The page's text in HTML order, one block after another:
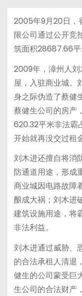
2005年9月20日，
限公司通过公开竞
筑面积28687.66平
2009年，漳州人
屋，入驻商业城。
身之际伪造了蔡健
蔡健生公司的房产
620.32平米非法霸
开始就再没交过租
刘木进还擅自将消
防通道用途，形成
商业城因电路故障
酿成大祸；刘木进
建筑设施用途，将
非法利益。
刘木进通过威胁、
的合法承租人清退
健生的公司蒙受巨
生公司的合法财产